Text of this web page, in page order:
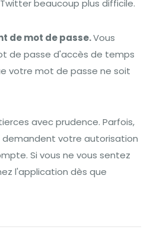
beaucoup plus difficile.
de mot de passe.Vous
de passe d'accès de temps
votre mot de passe ne soit
avec prudence. Parfois,
votre autorisation
Si vous ne vous sentez
l'application dès que